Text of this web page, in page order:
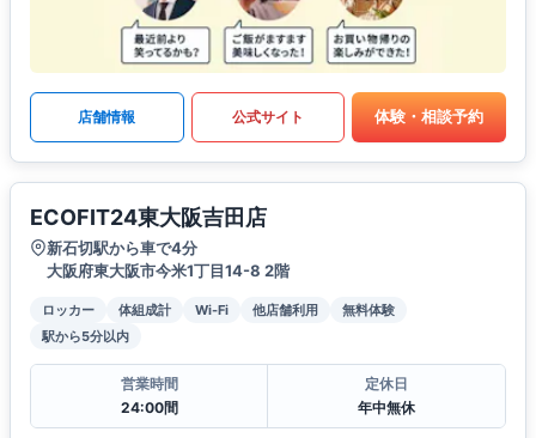
店舗情報 公式サイト 体験・相談予約
ECOFIT24東大阪吉田店
新石切駅から車で4分
大阪府東大阪市今米1丁目14-8 2階
ロッカー 体組成計 Wi-Fi 他店舗利用
無料体験
駅から5分以内
営業時間
24:00間
定休日
年中無休